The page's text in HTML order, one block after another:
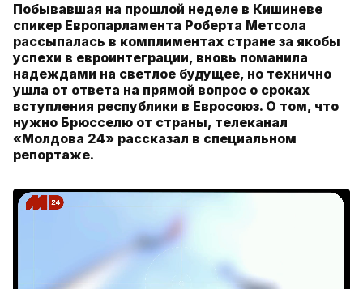
Побывавшая на прошлой неделе в Кишиневе
спикер Европарламента Роберта Метсола
рассыпалась в комплиментах стране за якобы
успехи в евроинтеграции, вновь поманила
надеждами на светлое будущее, но технично
ушла от ответа на прямой вопрос о сроках
вступления республики в Евросоюз. О том, что
нужно Брюсселю от страны, телеканал
«Молдова 24» рассказал в специальном
репортаже.